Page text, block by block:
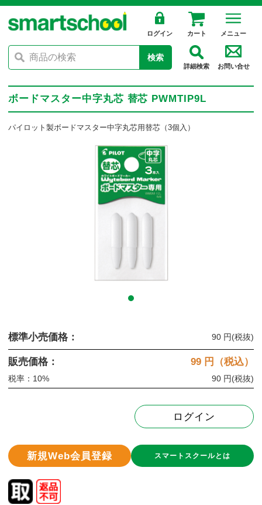
ログイン カート メニュー
検索
詳細検索 お問い合せ
ボードマスター中字丸芯 替芯 PWMTIP9L
パイロット製ボードマスター中字丸芯用替芯（3個入）
標準小売価格： 90 円(税抜)
販売価格： 99 円（税込）
税率：10% 90 円(税抜)
ログイン
新規Web会員登録 スマートスクールとは